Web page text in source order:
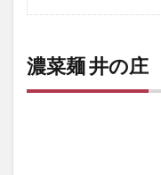
濃菜麺 井の庄